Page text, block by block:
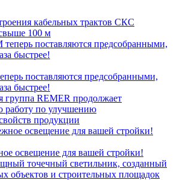
кабельных трактов СКС
100 м
поставляются предсобранными,
быстрее!
группа REMER продолжает
работу по улучшению
продукции
освещение для вашей стройки!
точечный светильник, созданный
объектов и строительных площадок